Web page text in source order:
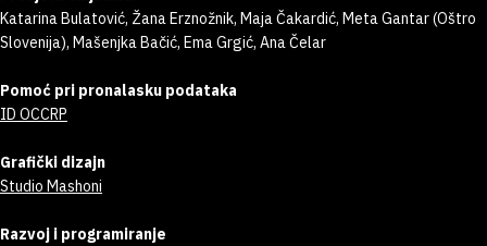
Katarina Bulatović, Žana Erznožnik, Maja Čakardić, Meta Gantar (Oštro
Slovenija), Mašenjka Bačić, Ema Grgić, Ana Čelar
Pomoć pri pronalasku podataka
ID OCCRP
Grafički dizajn
Studio Mashoni
Razvoj i programiranje